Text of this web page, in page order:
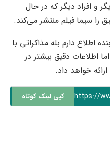
و افراد دیگر که در حال
را سیما فیلم منتشر می‌کند.
اطلاع دارم بله مذاکراتی با
اطلاعات دقیق بیشتر در
خواهد داد.
https:// کپی لینک کوتاه